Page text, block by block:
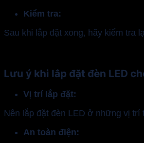
Kiểm tra:
Sau khi lắp đặt xong, hãy kiểm tra
Lưu ý khi lắp đặt đèn LED
Vị trí lắp đặt:
Nên lắp đặt đèn LED ở những vị
An toàn điện: